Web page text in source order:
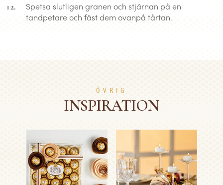
Spetsa slutligen granen och stjärnan på en
tandpetare och fäst dem ovanpå tårtan.
ÖVRIG
INSPIRATION